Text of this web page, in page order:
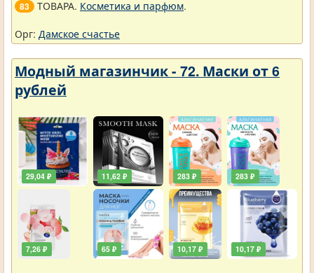
83 ТОВАРА. Косметика и парфюм.
Орг: Дамское счастье
Модный магазинчик - 72. Маски от 6
рублей
29,04 ₽
7,26 ₽
11,62 ₽
65 ₽
283 ₽
10,17 ₽
283 ₽
10,17 ₽